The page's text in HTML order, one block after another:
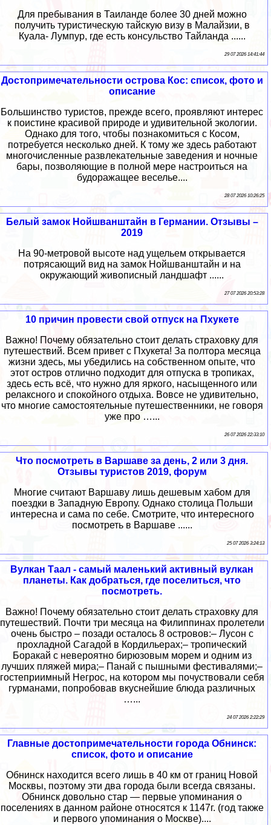
Для пребывания в Таиланде более 30 дней можно
получить туристическую тайскую визу в Малайзии, в
Куала- Лумпур, где есть консульство Тайланда ......
29 07 2026 14:41:44
Достопримечательности острова Кос: список, фото и
описание
Большинство туристов, прежде всего, проявляют интерес
к поистине красивой природе и удивительной экологии.
Однако для того, чтобы познакомиться с Косом,
потребуется несколько дней. К тому же здесь работают
многочисленные развлекательные заведения и ночные
бары, позволяющие в полной мере настроиться на
будоражащее веселье....
28 07 2026 10:26:25
Белый замок Нойшванштайн в Германии. Отзывы –
2019
На 90-метровой высоте над ущельем открывается
потрясающий вид на замок Нойшванштайн и на
окружающий живописный ландшафт ......
27 07 2026 20:53:28
10 причин провести свой отпуск на Пхукете
Важно! Почему обязательно стоит делать страховку для
путешествий. Всем привет с Пхукета! За полтора месяца
жизни здесь, мы убедились на собственном опыте, что
этот остров отлично подходит для отпуска в тропиках,
здесь есть всё, что нужно для яркого, насыщенного или
релаксного и спокойного отдыха. Вовсе не удивительно,
что многие самостоятельные путешественники, не говоря
уже про …...
26 07 2026 22:33:10
Что посмотреть в Варшаве за день, 2 или 3 дня.
Отзывы туристов 2019, форум
Многие считают Варшаву лишь дешевым хабом для
поездки в Западную Европу. Однако столица Польши
интересна и сама по себе. Смотрите, что интересного
посмотреть в Варшаве ......
25 07 2026 3:24:13
Вулкан Таал - самый маленький активный вулкан
планеты. Как добраться, где поселиться, что
посмотреть.
Важно! Почему обязательно стоит делать страховку для
путешествий. Почти три месяца на Филиппинах пролетели
очень быстро – позади осталось 8 островов:– Лусон с
прохладной Сагадой в Кордильерах;– тропический
Боракай с невероятно бирюзовым морем и одним из
лучших пляжей мира;– Панай с пышными фестивалями;–
гостеприимный Негрос, на котором мы почуствовали себя
гурманами, попробовав вкуснейшие блюда различных
…...
24 07 2026 2:22:29
Главные достопримечательности города Обнинск:
список, фото и описание
Обнинск находится всего лишь в 40 км от границ Новой
Москвы, поэтому эти два города были всегда связаны.
Обнинск довольно стар — первые упоминания о
поселениях в данном районе относятся к 1147г. (год также
и первого упоминания о Москве)....